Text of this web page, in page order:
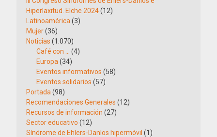
Hiperlaxitud. Elche 2024(12)
Latinoamérica (3)
Mujer(36)
Noticias (1.070)
Café con …
(4)
Europa (34)
Eventos informativos (58)
Eventos solidarios (57)
Portada (98)
Recomendaciones Generales (12)
Recursos de información (27)
Sector educativo (12)
Síndrome de Ehlers-Danlos hipermóvil (1)